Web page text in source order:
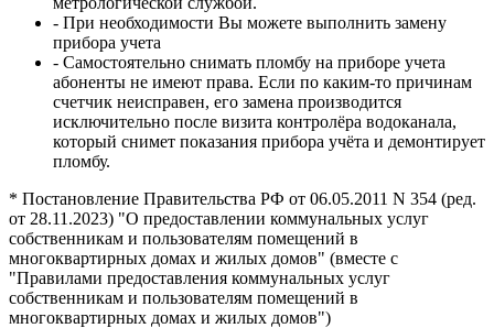
- При необходимости Вы можете выполнить замену
прибора учета
- Самостоятельно снимать пломбу на приборе учета
абоненты не имеют права. Если по каким-то причинам
счетчик неисправен, его замена производится
исключительно после визита контролёра водоканала,
который снимет показания прибора учёта и демонтирует
пломбу.
* Постановление Правительства РФ от 06.05.2011 N 354 (ред.
от 28.11.2023) "О предоставлении коммунальных услуг
собственникам и пользователям помещений в
многоквартирных домах и жилых домов" (вместе с
"Правилами предоставления коммунальных услуг
собственникам и пользователям помещений в
многоквартирных домах и жилых домов")